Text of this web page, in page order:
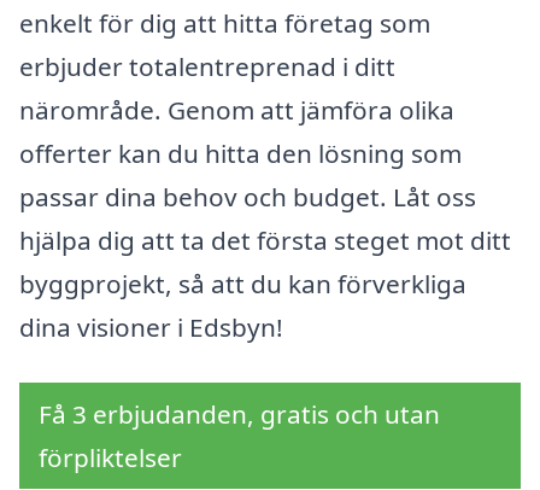
enkelt för dig att hitta företag som
erbjuder totalentreprenad i ditt
närområde. Genom att jämföra olika
offerter kan du hitta den lösning som
passar dina behov och budget. Låt oss
hjälpa dig att ta det första steget mot ditt
byggprojekt, så att du kan förverkliga
dina visioner i Edsbyn!
Få 3 erbjudanden, gratis och utan
förpliktelser